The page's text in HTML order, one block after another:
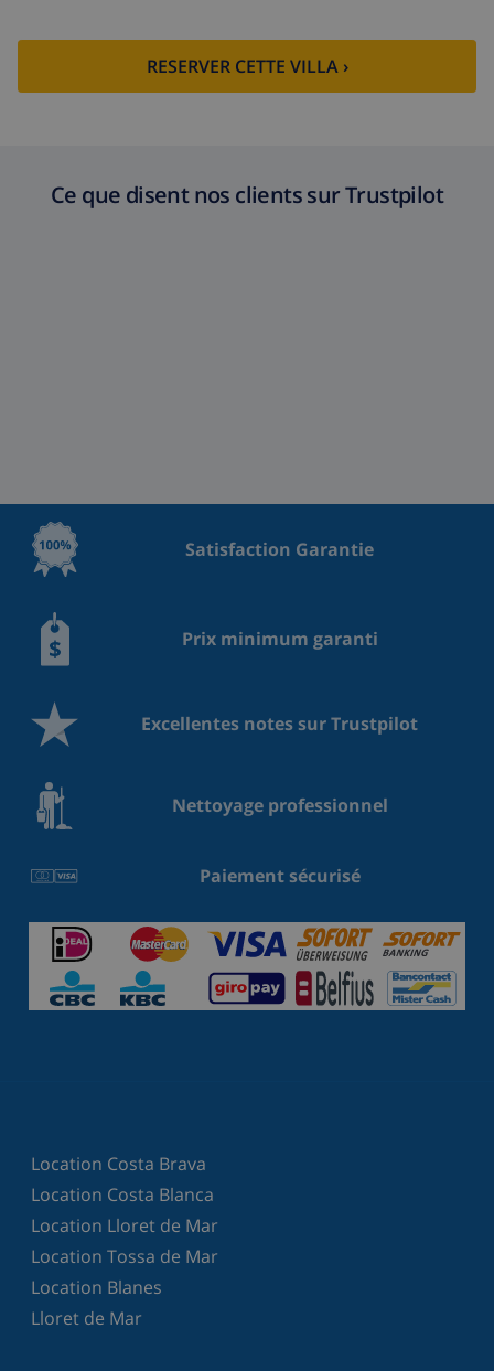
RESERVER CETTE VILLA ›
Ce que disent nos clients sur Trustpilot
Satisfaction Garantie
Prix minimum garanti
Excellentes notes sur Trustpilot
Nettoyage professionnel
Paiement sécurisé
Location Costa Brava
Location Costa Blanca
Location Lloret de Mar
Location Tossa de Mar
Location Blanes
Lloret de Mar